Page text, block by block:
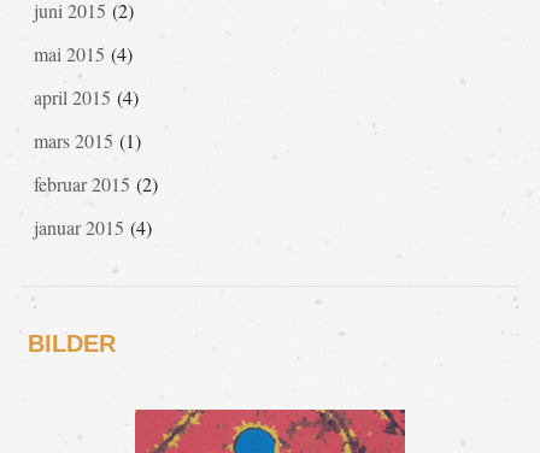
juni 2015 (2)
mai 2015 (4)
april 2015 (4)
mars 2015 (1)
februar 2015 (2)
januar 2015 (4)
BILDER